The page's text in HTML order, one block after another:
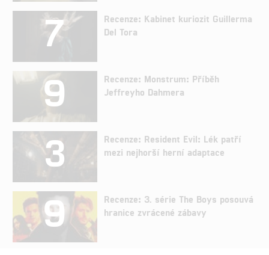
7
Recenze: Kabinet kuriozit Guillerma
Del Tora
9
Recenze: Monstrum: Příběh
Jeffreyho Dahmera
3
Recenze: Resident Evil: Lék patří
mezi nejhorší herní adaptace
9
Recenze: 3. série The Boys posouvá
hranice zvrácené zábavy